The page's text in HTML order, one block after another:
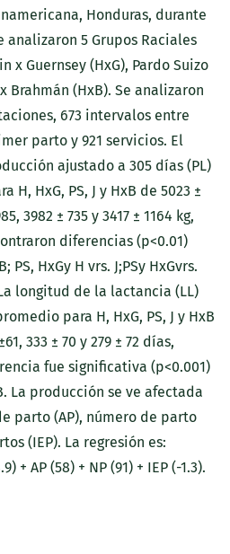
Honduras, durante
analizaron 5 Grupos Raciales
x Guernsey (HxG), Pardo Suizo
Brahmán (HxB). Se analizaron
673 intervalos entre
parto y 921 servicios. El
ajustado a 305 días (PL)
H, HxG, PS, J y HxB de 5023 ±
3982 ± 735 y 3417 ± 1164 kg,
diferencias (p<0.01)
PS, HxGy H vrs. J;PSy HxGvrs.
longitud de la lactancia (LL)
para H, HxG, PS, J y HxB
333 ± 70 y 279 ± 72 días,
fue significativa (p<0.001)
La producción se ve afectada
parto (AP), número de parto
(IEP). La regresión es:
+ AP (58) + NP (91) + IEP (-1.3).